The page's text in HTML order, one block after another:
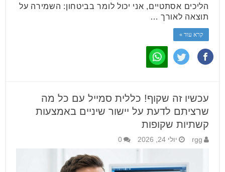
הליכים אסתטיים, אני יכול לומר בביטחון: השמירה על
תוצאה לאורך …
קרא עוד »
עכשיו זה שקוף! כללית סמייל עם כל מה
שרציתם לדעת על יישור שיניים באמצעות
קשתיות שקופות
rgg יולי 24, 2026 0